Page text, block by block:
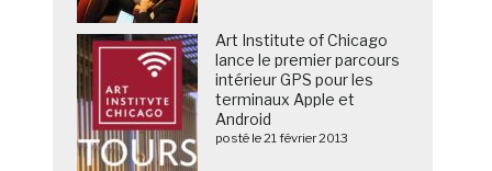
Art Institute of Chicago
lance le premier parcours
intérieur GPS pour les
terminaux Apple et
Android
posté le 21 février 2013